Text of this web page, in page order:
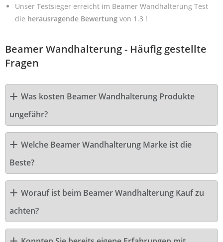
Unser Testsieger erreicht im Beamer Wandhalterung Test
die herausragende Bewertung von 1.3 !
Beamer Wandhalterung - Häufig gestellte
Fragen
Was kosten Beamer Wandhalterung Produkte
ungefähr?
Welche Beamer Wandhalterung Marke ist die
Beste?
Worauf ist beim Beamer Wandhalterung Kauf zu
achten?